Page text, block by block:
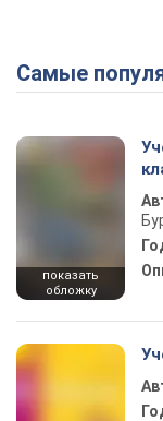
Самые
показать
обложку